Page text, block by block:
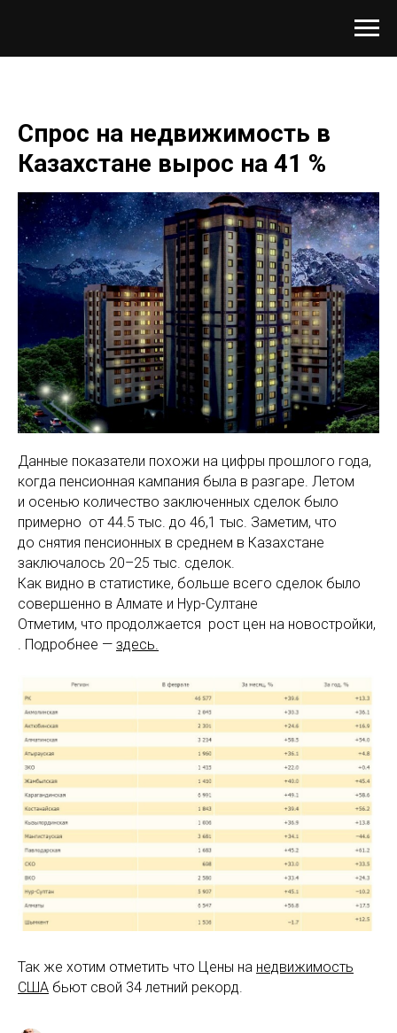
Спрос на недвижимость в
Казахстане вырос на 41 %
Данные показатели похожи на цифры прошлого года,
когда пенсионная кампания была в разгаре. Летом
и осенью количество заключенных сделок было
примерно от 44.5 тыс. до 46,1 тыс. Заметим, что
до снятия пенсионных в среднем в Казахстане
заключалось 20–25 тыс. сделок.
Как видно в статистике, больше всего сделок было
совершенно в Алмате и Нур-Султане
Отметим, что продолжается рост цен на новостройки,
. Подробнее — здесь.
Так же хотим отметить что Цены на недвижимость
США бьют свой 34 летний рекорд.